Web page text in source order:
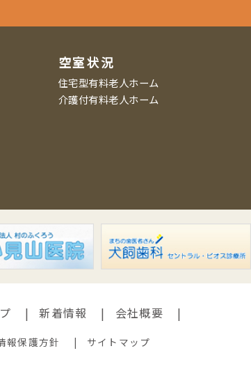
空室状況
住宅型有料老人ホーム
介護付有料老人ホーム
新着情報 会社概要
報保護方針 サイトマップ